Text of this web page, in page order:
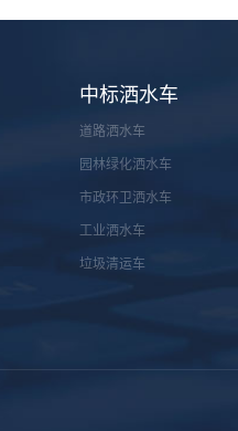
中标洒水车
道路洒水车
园林绿化洒水车
市政环卫洒水车
工业洒水车
垃圾清运车